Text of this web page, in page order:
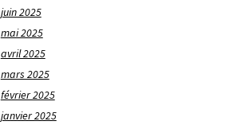
juin 2025
mai 2025
avril 2025
mars 2025
février 2025
janvier 2025